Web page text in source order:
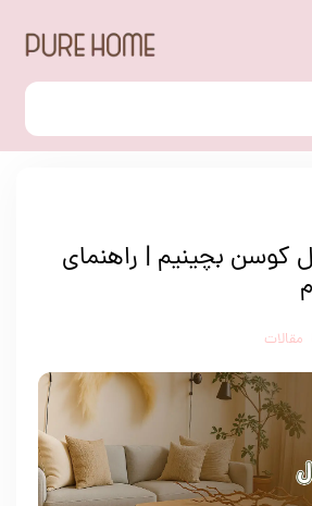
کوسن بچینیم | راهنمای
مقالات